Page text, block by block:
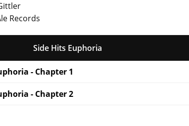
Records
Side Hits Euphoria
- Chapter 1
- Chapter 2